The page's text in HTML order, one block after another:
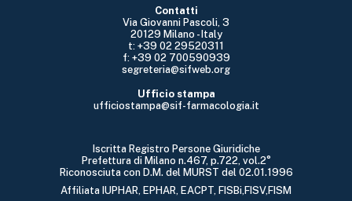
Contatti
Via Giovanni Pascoli, 3
20129 Milano - Italy
t: +39 02 29520311
f: +39 02 700590939
segreteria@sifweb.org
Ufficio stampa
ufficiostampa@sif-farmacologia.it
Iscritta Registro Persone Giuridiche
Prefettura di Milano n.467, p.722, vol.2°
Riconosciuta con D.M. del MURST del 02.01.1996
Affiliata IUPHAR, EPHAR, EACPT, FISBi,FISV,FISM